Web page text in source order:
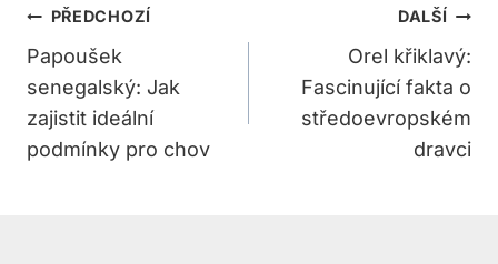
Navigace
Pro
Příspěvek
PŘEDCHOZÍ
Papoušek
senegalský: Jak
zajistit ideální
podmínky pro chov
DALŠÍ
Orel křiklavý:
Fascinující fakta o
středoevropském
dravci